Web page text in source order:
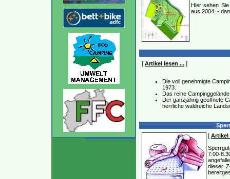
Hier sehen
aus 2004. -
[ Artikel lesen ... ]
Die voll genehmigte
1973.
Das reine
Der ganzjährig geöffnete
herrliche waldreiche
[ Artikel
7:00-
dieser